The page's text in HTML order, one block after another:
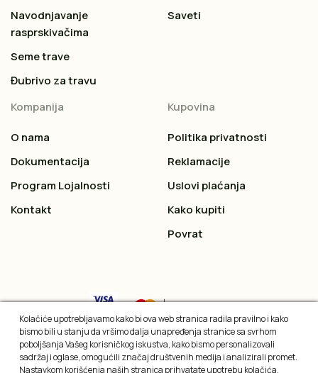
Navodnjavanje
rasprskivačima
Seme trave
Đubrivo za travu
Saveti
Kompanija
O nama
Dokumentacija
Program Lojalnosti
Kontakt
Kupovina
Politika privatnosti
Reklamacije
Uslovi plaćanja
Kako kupiti
Povrat
Kolačiće upotrebljavamo kako bi ova web stranica radila pravilno i kako
bismo bili u stanju da vršimo dalja unapređenja stranice sa svrhom
poboljšanja Vašeg korisničkog iskustva, kako bismo personalizovali
sadržaj i oglase, omogućili značaj društvenih medija i analizirali promet.
Nastavkom korišćenja naših stranica prihvatate upotrebu kolačića.